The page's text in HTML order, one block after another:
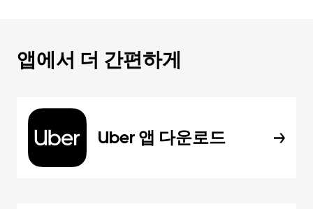
앱에서 더 간편하게
Uber 앱 다운로드